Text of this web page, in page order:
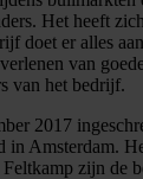
Het heeft
doet er alles
van
van het bedrijf.
2017
in Amsterdam.
zijn de